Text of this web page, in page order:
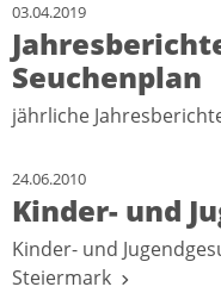
03.04.2019
Seuchenplan
jährliche
24.06.2010
Kinder- und
Kinder- und
Steiermark